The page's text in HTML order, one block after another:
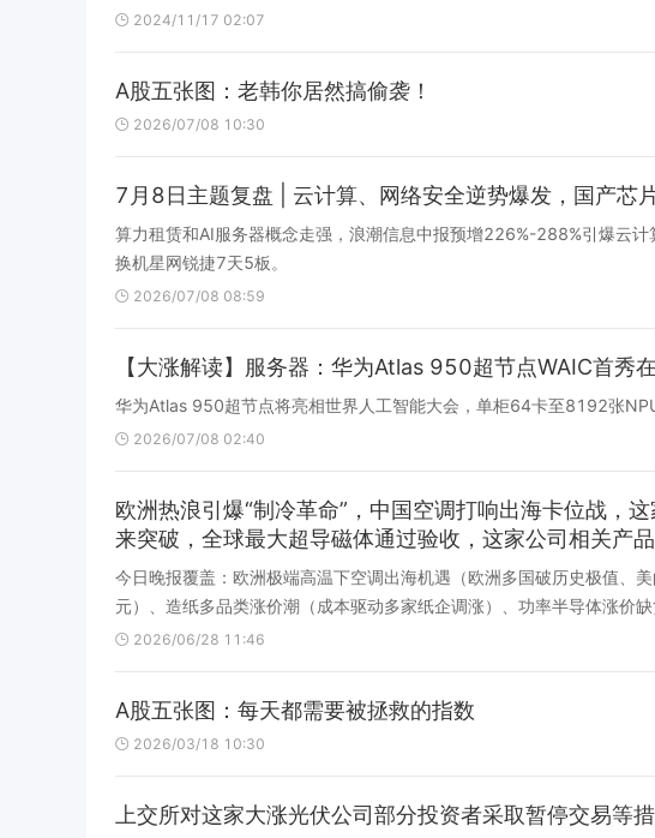
2024/11/17 02:07
A股五张图：老韩你居然搞偷袭！
2026/07/08 10:30
7月8日主题复盘 | 云计算、网络安全逆势爆发，国产芯
算力租赁和AI服务器概念走强，浪潮信息中报预增226%-288%引爆云
换机星网锐捷7天5板。
2026/07/08 08:59
【大涨解读】服务器：华为Atlas 950超节点WAIC首
华为Atlas 950超节点将亮相世界人工智能大会，单柜64卡至8192张
2026/07/08 02:40
欧洲热浪引爆“制冷革命”，中国空调打响出海卡位战，
来突破，全球最大超导磁体通过验收，这家公司相关
今日晚报覆盖：欧洲极端高温下空调出海机遇（欧洲多国破历史极值、
元）、造纸多品类涨价潮（成本驱动多家纸企调涨）、功率半导体涨价
2026/06/28 11:46
A股五张图：每天都需要被拯救的指数
2026/03/18 10:30
上交所对这家大涨光伏公司部分投资者采取暂停交易等